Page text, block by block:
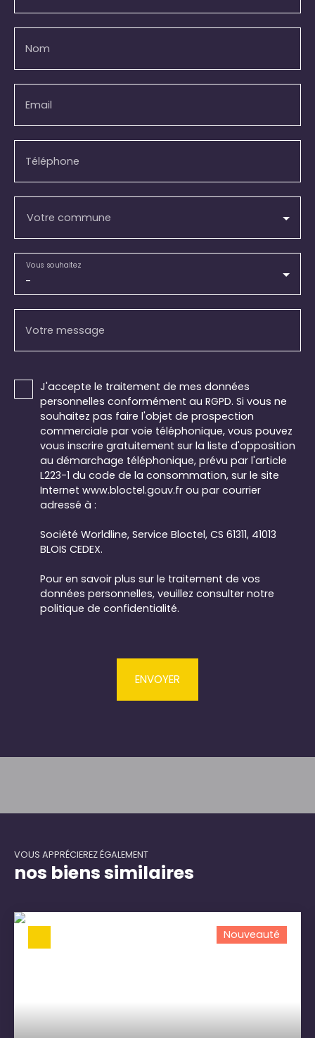
Nom
Email
Téléphone
Votre commune
-
Vous souhaitez
Votre message
J'accepte le traitement de mes données
personnelles conformément au RGPD. Si vous ne
souhaitez pas faire l'objet de prospection
commerciale par voie téléphonique, vous pouvez
vous inscrire gratuitement sur la liste d'opposition
au démarchage téléphonique, prévu par l'article
L223-1 du code de la consommation, sur le site
Internet www.bloctel.gouv.fr ou par courrier
adressé à :
Société Worldline, Service Bloctel, CS 61311, 41013
BLOIS CEDEX.
Pour en savoir plus sur le traitement de vos
données personnelles, veuillez consulter notre
politique de confidentialité.
ENVOYER
VOUS APPRÉCIEREZ ÉGALEMENT
nos biens similaires
Nouveauté